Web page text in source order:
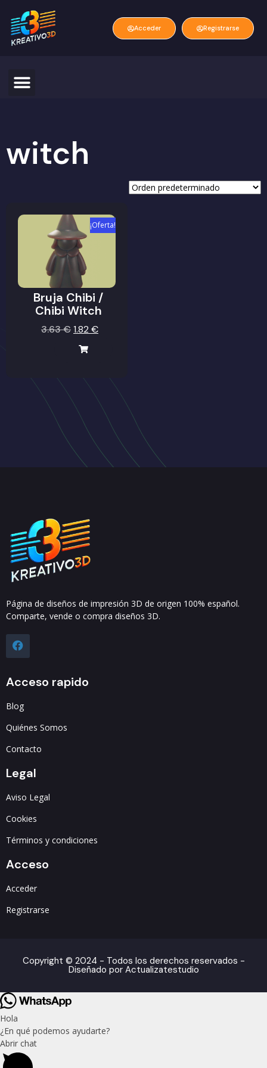
Acceder Registrarse
witch
¡Oferta!
Bruja Chibi /
Chibi Witch
3.63€1.82 €
Página de diseños de impresión 3D de origen 100% español.
Comparte, vende o compra diseños 3D.
Acceso rapido
Blog
Quiénes Somos
Contacto
Legal
Aviso Legal
Cookies
Términos y condiciones
Acceso
Acceder
Registrarse
Copyright © 2024 - Todos los derechos reservados -
Diseñado por Actualizatestudio
Hola
¿En qué podemos ayudarte?
Abrir chat